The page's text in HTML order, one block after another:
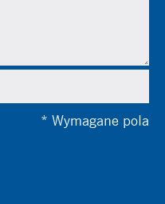
* Wymagane pola